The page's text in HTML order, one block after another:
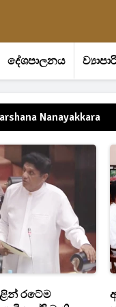
දේශපාලනය
Nanayakkara
රටේම